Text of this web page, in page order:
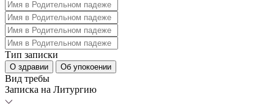
Тип записки
О здравии Об упокоении
Вид требы
Записка на Литургию